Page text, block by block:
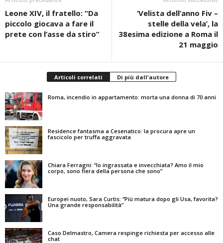
Leone XIV, il fratello: “Da
piccolo giocava a fare il
prete con l’asse da stiro”
‘Velista dell’anno Fiv –
stelle della vela’, la
38esima edizione a Roma il
21 maggio
Articoli correlati Di più dall'autore
Roma, incendio in appartamento: morta una donna di 70 anni
Residence fantasma a Cesenatico: la procura apre un
fascicolo per truffa aggravata
Chiara Ferragni: “Io ingrassata e invecchiata? Amo il mio
corpo, sono fiera della persona che sono”
Europei nuoto, Sara Curtis: “Più matura dopo gli Usa, favorita?
Una grande responsabilità”
Caso Delmastro, Camera respinge richiesta per accesso alle
chat